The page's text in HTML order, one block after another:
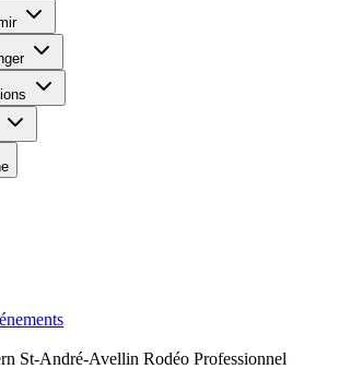
St-André-Avellin Rodéo Professionnel